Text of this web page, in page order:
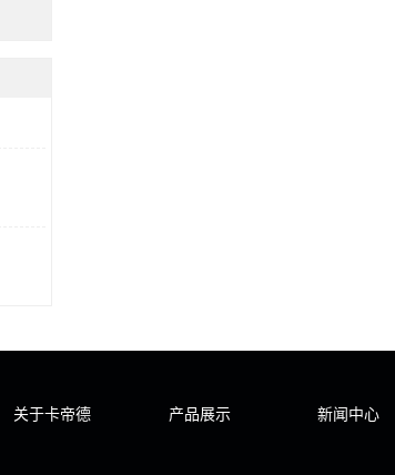
关于卡帝德 产品展示 新闻中心